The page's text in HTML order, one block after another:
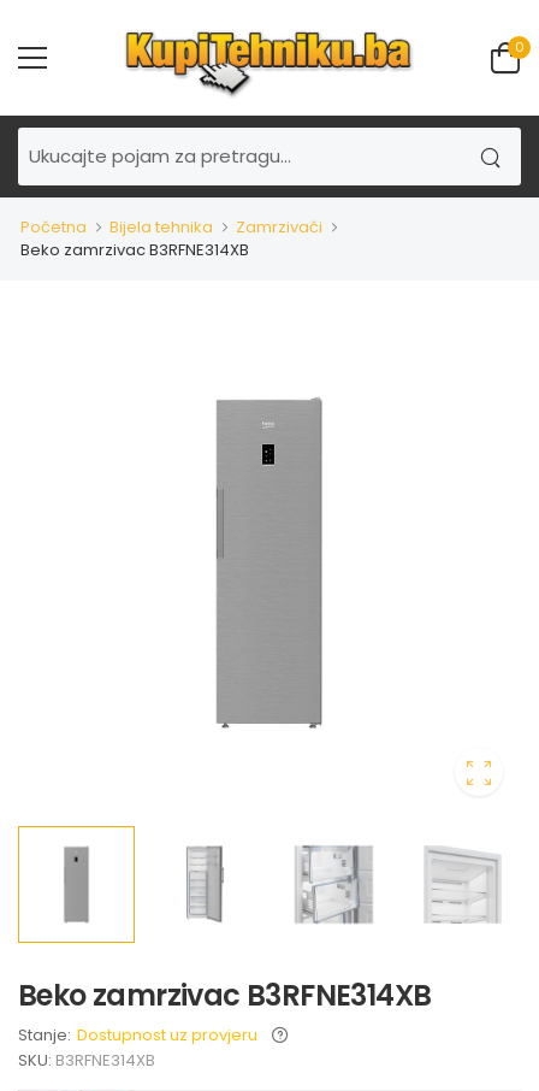
0
Početna Bijela tehnika
Zamrzivači
Beko zamrzivac B3RFNE314XB
Beko zamrzivac B3RFNE314XB
Stanje: Dostupnost uz provjeru
SKU: B3RFNE314XB